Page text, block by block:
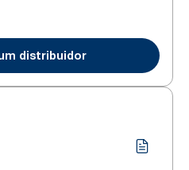
distribuidor